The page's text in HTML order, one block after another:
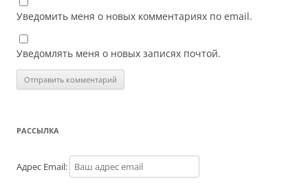
Уведомить меня о новых комментариях по email.
Уведомлять меня о новых записях почтой.
РАССЫЛКА
Адрес Email: